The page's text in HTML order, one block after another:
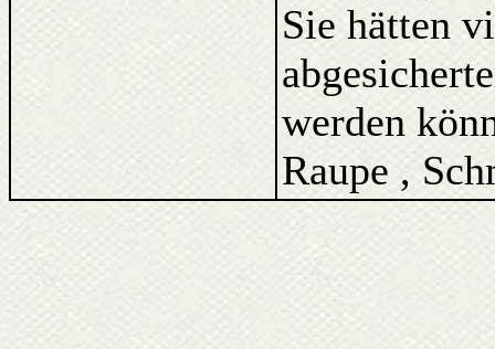
Sie hätten
werden
Raupe ,